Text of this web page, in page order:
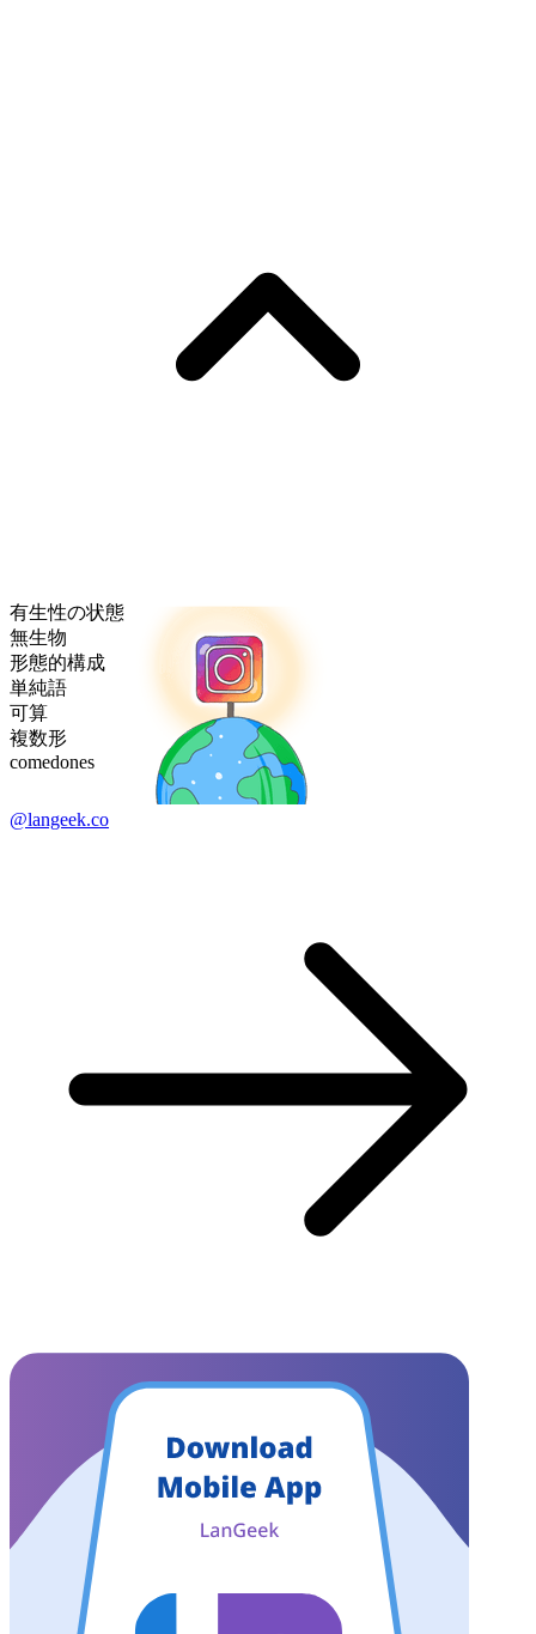
有生性の状態
無生物
形態的構成
単純語
可算
複数形
comedones
@langeek.co